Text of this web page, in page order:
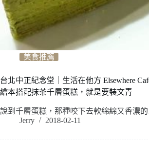
美食推薦
台北中正紀念堂｜生活在他方 Elsewhere
繪本搭配抹茶千層蛋糕，就是要裝文青
說到千層蛋糕，那種咬下去軟綿綿又香濃
Jerry
2018-02-11